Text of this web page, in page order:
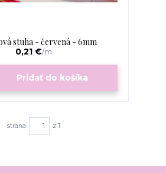
stuha - červená - 6mm
0,21 €/m
Pridať do košíka
strana z 1